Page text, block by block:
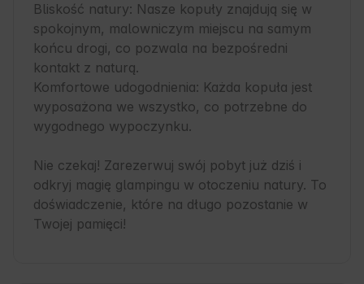
Bliskość natury: Nasze kopuły znajdują się w
spokojnym, malowniczym miejscu na samym
końcu drogi, co pozwala na bezpośredni
kontakt z naturą.
Komfortowe udogodnienia: Każda kopuła jest
wyposażona we wszystko, co potrzebne do
wygodnego wypoczynku.
Nie czekaj! Zarezerwuj swój pobyt już dziś i
odkryj magię glampingu w otoczeniu natury. To
doświadczenie, które na długo pozostanie w
Twojej pamięci!